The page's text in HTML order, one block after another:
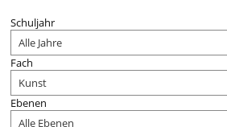
Erfolge
und
Beiträge
Schuljahr
Fach
Ebenen